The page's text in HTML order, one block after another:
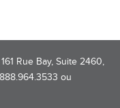
161 Rue Bay, Suite 2460,
ou